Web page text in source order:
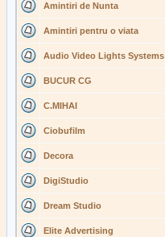
Amintiri de Nunta
Amintiri pentru o viata
Audio Video Lights Systems
BUCUR CG
C.MIHAI
Ciobufilm
Decora
DigiStudio
Dream Studio
Elite Advertising